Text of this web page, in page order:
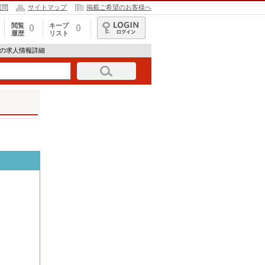
問 サイトマップ 掲載ご希望のお客様へ
閲覧
履歴
0
キープ
リスト
0
ログイン
求人情報詳細